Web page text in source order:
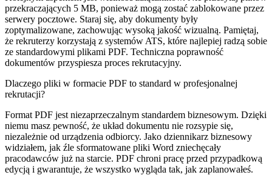
przekraczających 5 MB, ponieważ mogą zostać zablokowane przez
serwery pocztowe. Staraj się, aby dokumenty były
zoptymalizowane, zachowując wysoką jakość wizualną. Pamiętaj,
że rekruterzy korzystają z systemów ATS, które najlepiej radzą sobie
ze standardowymi plikami PDF. Techniczna poprawność
dokumentów przyspiesza proces rekrutacyjny.
Dlaczego pliki w formacie PDF to standard w profesjonalnej
rekrutacji?
Format PDF jest niezaprzeczalnym standardem biznesowym. Dzięki
niemu masz pewność, że układ dokumentu nie rozsypie się,
niezależnie od urządzenia odbiorcy. Jako dziennikarz biznesowy
widziałem, jak źle sformatowane pliki Word zniechęcały
pracodawców już na starcie. PDF chroni pracę przed przypadkową
edycją i gwarantuje, że wszystko wygląda tak, jak zaplanowałeś.